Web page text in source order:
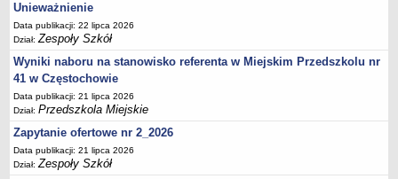
Unieważnienie
Data publikacji: 22 lipca 2026
Dział:Zespoły Szkół
Wyniki naboru na stanowisko referenta w Miejskim Przedszkolu nr
41 w Częstochowie
Data publikacji: 21 lipca 2026
Dział:Przedszkola Miejskie
Zapytanie ofertowe nr 2_2026
Data publikacji: 21 lipca 2026
Dział:Zespoły Szkół